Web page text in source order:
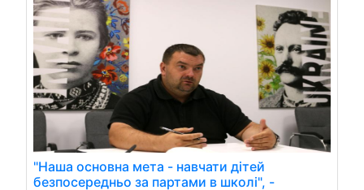
"Наша основна мета - навчати дітей
безпосередньо за партами в школі", -